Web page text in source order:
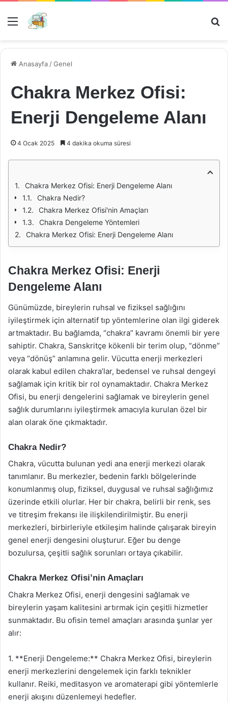
Menü
Anasayfa /Genel
Chakra Merkez Ofisi:
Enerji Dengeleme Alanı
4 Ocak 2025 4 dakika okuma süresi
Chakra Merkez Ofisi: Enerji Dengeleme Alanı
Chakra Nedir?
Chakra Merkez Ofisi'nin Amaçları
Chakra Dengeleme Yöntemleri
Chakra Merkez Ofisi: Enerji Dengeleme Alanı
Chakra Merkez Ofisi: Enerji
Dengeleme Alanı
Günümüzde, bireylerin ruhsal ve fiziksel sağlığını
iyileştirmek için alternatif tıp yöntemlerine olan ilgi giderek
artmaktadır. Bu bağlamda, “chakra” kavramı önemli bir yere
sahiptir. Chakra, Sanskritçe kökenli bir terim olup, “dönme”
veya “dönüş” anlamına gelir. Vücutta enerji merkezleri
olarak kabul edilen chakra’lar, bedensel ve ruhsal dengeyi
sağlamak için kritik bir rol oynamaktadır. Chakra Merkez
Ofisi, bu enerji dengelerini sağlamak ve bireylerin genel
sağlık durumlarını iyileştirmek amacıyla kurulan özel bir
alan olarak öne çıkmaktadır.
Chakra Nedir?
Chakra, vücutta bulunan yedi ana enerji merkezi olarak
tanımlanır. Bu merkezler, bedenin farklı bölgelerinde
konumlanmış olup, fiziksel, duygusal ve ruhsal sağlığımız
üzerinde etkili olurlar. Her bir chakra, belirli bir renk, ses
ve titreşim frekansı ile ilişkilendirilmiştir. Bu enerji
merkezleri, birbirleriyle etkileşim halinde çalışarak bireyin
genel enerji dengesini oluşturur. Eğer bu denge
bozulursa, çeşitli sağlık sorunları ortaya çıkabilir.
Chakra Merkez Ofisi’nin Amaçları
Chakra Merkez Ofisi, enerji dengesini sağlamak ve
bireylerin yaşam kalitesini artırmak için çeşitli hizmetler
sunmaktadır. Bu ofisin temel amaçları arasında şunlar yer
alır:
1. **Enerji Dengeleme:** Chakra Merkez Ofisi, bireylerin
enerji merkezlerini dengelemek için farklı teknikler
kullanır. Reiki, meditasyon ve aromaterapi gibi yöntemlerle
enerji akışını düzenlemeyi hedefler.